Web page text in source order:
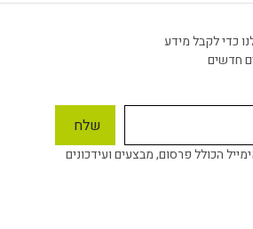
כדי לקבל מידע
חדשים
הכולל פרסום, מבצעים ועידכונים